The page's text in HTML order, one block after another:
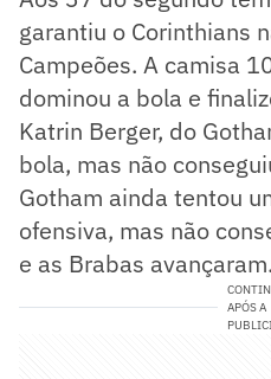
garantiu o Corinthians
Campeões. A camisa
dominou a bola e
Katrin Berger, do
bola, mas não
Gotham ainda tentou
ofensiva, mas não
e as Brabas avançaram.
APÓS A